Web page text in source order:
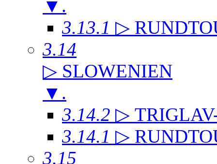
▼ .
3.13.1 ▷
3.14
▷ SLOWENIEN
▼ .
3.14.2 ▷
3.14.1 ▷
3.15